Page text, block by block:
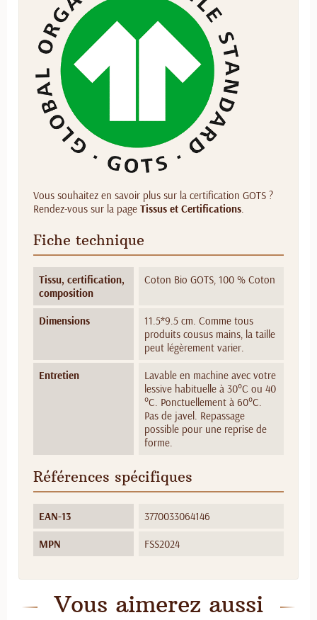
Vous souhaitez en savoir plus sur la certification GOTS ?
Rendez-vous sur la page Tissus et Certifications.
Fiche technique
Tissu, certification,
composition
Coton Bio GOTS, 100 % Coton
Dimensions
11.5*9.5 cm. Comme tous
produits cousus mains, la taille
peut légèrement varier.
Entretien
Lavable en machine avec votre
lessive habituelle à 30°C ou 40
°C. Ponctuellement à 60°C.
Pas de javel. Repassage
possible pour une reprise de
forme.
Références spécifiques
EAN-13 3770033064146
MPN FSS2024
Vous aimerez aussi